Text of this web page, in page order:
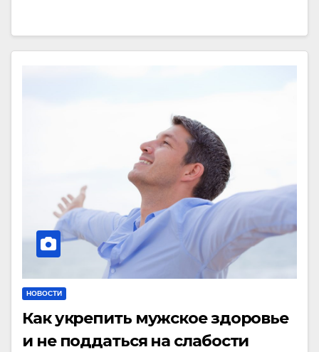
НОВОСТИ
Как укрепить мужское здоровье
и не поддаться на слабости